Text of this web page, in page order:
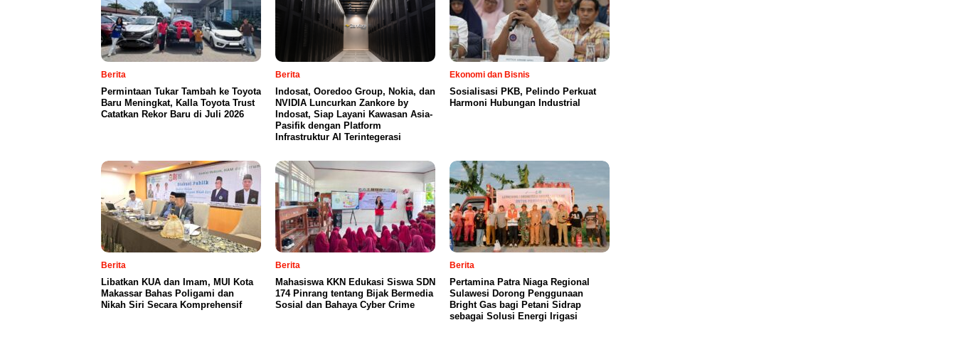
Berita
Permintaan Tukar Tambah ke Toyota
Baru Meningkat, Kalla Toyota Trust
Catatkan Rekor Baru di Juli 2026
Berita
Indosat, Ooredoo Group, Nokia, dan
NVIDIA Luncurkan Zankore by
Indosat, Siap Layani Kawasan Asia-
Pasifik dengan Platform
Infrastruktur AI Terintegerasi
Ekonomi dan Bisnis
Sosialisasi PKB, Pelindo Perkuat
Harmoni Hubungan Industrial
Berita
Libatkan KUA dan Imam, MUI Kota
Makassar Bahas Poligami dan
Nikah Siri Secara Komprehensif
Berita
Mahasiswa KKN Edukasi Siswa SDN
174 Pinrang tentang Bijak Bermedia
Sosial dan Bahaya Cyber Crime
Berita
Pertamina Patra Niaga Regional
Sulawesi Dorong Penggunaan
Bright Gas bagi Petani Sidrap
sebagai Solusi Energi Irigasi